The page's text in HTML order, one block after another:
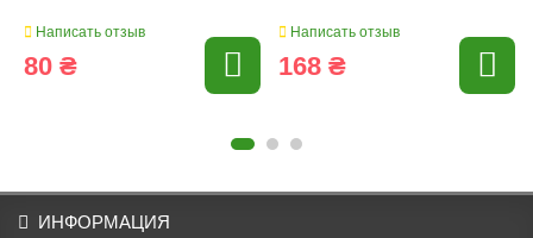
Написать отзыв
80 ₴
Написать отзыв
168 ₴
ИНФОРМАЦИЯ